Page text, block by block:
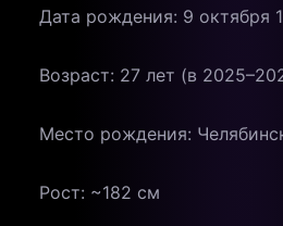
Дата рождения: 9 октября
Возраст: 27 лет (в
Место рождения:
Рост: ~182 см